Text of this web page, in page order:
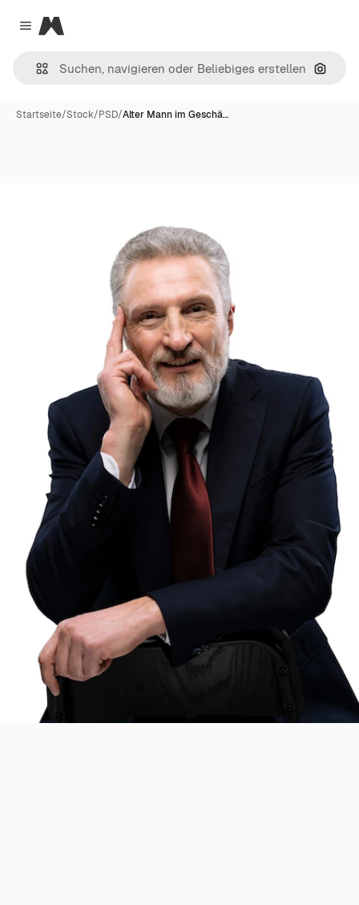
Close menu
Magnific
Nach
Startseite/Stock/PSD/Alter Mann im Geschä…